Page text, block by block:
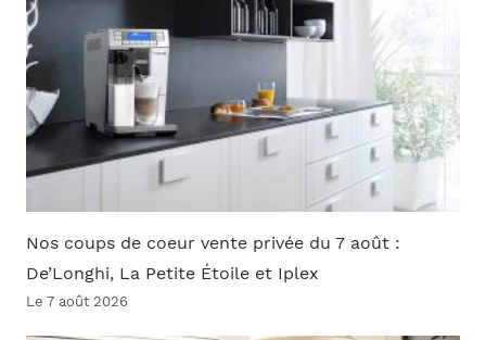
Nos coups de coeur vente privée du 7 août :
De’Longhi, La Petite Étoile et Iplex
Le 7 août 2026